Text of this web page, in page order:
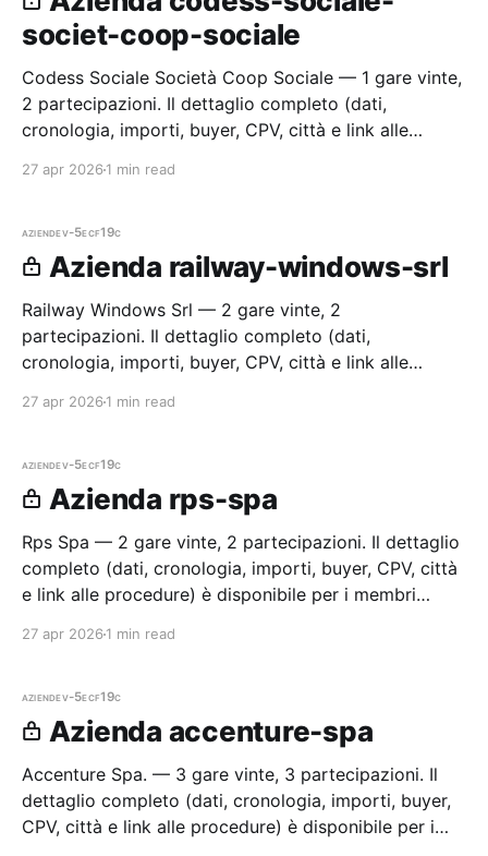
societ-coop-sociale
Codess Sociale Società Coop Sociale — 1 gare vinte,
2 partecipazioni. Il dettaglio completo (dati,
cronologia, importi, buyer, CPV, città e link alle
27 apr 2026 1 min read
aziendev-5ecf19c
Azienda railway-windows-srl
Railway Windows Srl — 2 gare vinte, 2
partecipazioni. Il dettaglio completo (dati,
cronologia, importi, buyer, CPV, città e link alle
27 apr 2026 1 min read
aziendev-5ecf19c
Azienda rps-spa
Rps Spa — 2 gare vinte, 2 partecipazioni. Il dettaglio
completo (dati, cronologia, importi, buyer, CPV, città
e link alle procedure) è disponibile per i membri
27 apr 2026 1 min read
aziendev-5ecf19c
Azienda accenture-spa
Accenture Spa. — 3 gare vinte, 3 partecipazioni. Il
dettaglio completo (dati, cronologia, importi, buyer,
CPV, città e link alle procedure) è disponibile per i